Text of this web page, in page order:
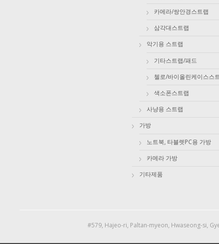
카메라/쌍안경스트랩
삼각대스트랩
악기용 스트랩
기타스트랩/패드
첼로/바이올린케이스스
색소폰스트랩
사냥용 스트랩
가방
노트북, 타블렛PC용 가방
카메라 가방
기타제품
#579, Hajeo-ri, Paltan-myeon, Hwaseong-si,